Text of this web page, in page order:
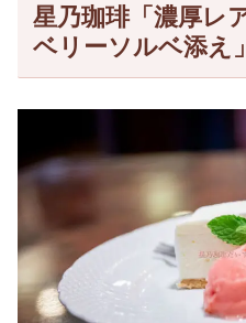
星乃珈琲「濃厚レ
ベリーソルベ添え